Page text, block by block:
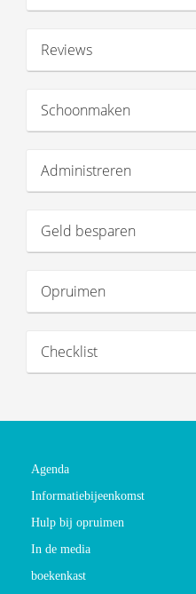
Reviews
Schoonmaken
Administreren
Geld besparen
Opruimen
Checklist
Agenda
Informatiebijeenkomst
Hulp bij opruimen
In de media
boekenkast